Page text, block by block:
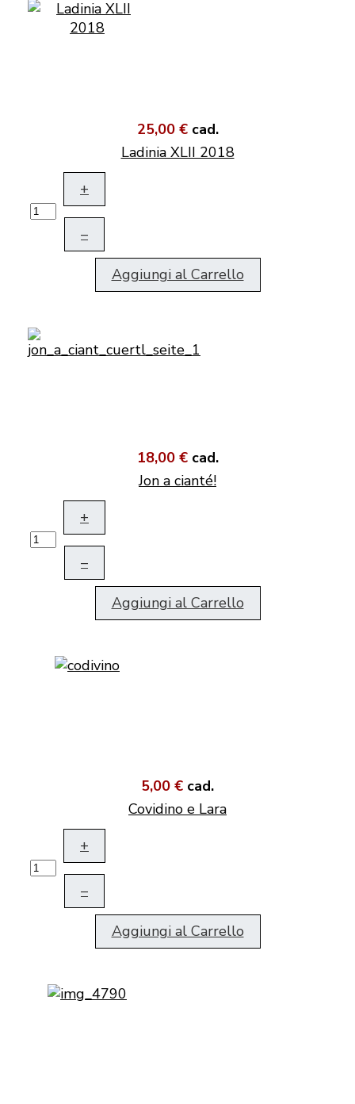
25,00 € cad.
Ladinia XLII 2018
+
–
Aggiungi al Carrello
18,00 € cad.
Jon a cianté!
+
–
Aggiungi al Carrello
5,00 € cad.
Covidino e Lara
+
–
Aggiungi al Carrello